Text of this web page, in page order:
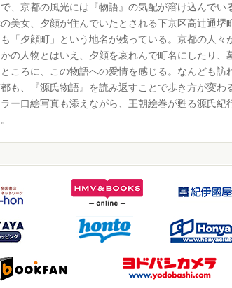
、京都の風光には『物語』の気配が溶け込んでい
美女、夕顔が住んでいたとされる下京区高辻通堺
「夕顔町」という地名が残っている。京都の人々
の人物とはいえ、夕顔を哀れんで町名にしたり、
ころに、この物語への愛情を感じる。なんども訪
も、『源氏物語』を読み返すことで歩き方が変わ
ー口絵写真も添えながら、王朝絵巻が甦る源氏紀